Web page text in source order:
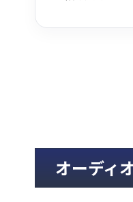
オーディ